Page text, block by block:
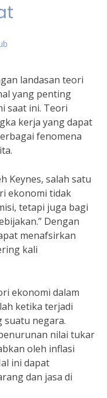
landasan teori
yang penting
saat ini. Teori
kerja yang dapat
fenomena
Keynes, salah satu
ekonomi tidak
tetapi juga bagi
Dengan
menafsirkan
kali
ekonomi dalam
ketika terjadi
negara.
nilai tukar
oleh inflasi
ini dapat
dan jasa di